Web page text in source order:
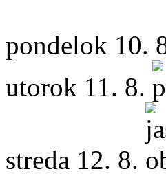
pondelok 10.
utorok 11. 8.
streda 12. 8.